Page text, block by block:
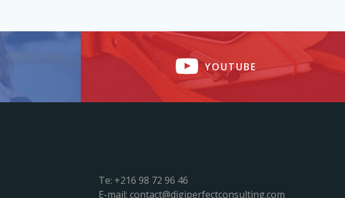
YOUTUBE
Te: +216 98 72 96 46
E-mail: contact@digiperfectconsulting.com